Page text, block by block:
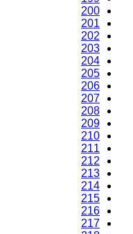
200
201
202
203
204
205
206
207
208
209
210
211
212
213
214
215
216
217